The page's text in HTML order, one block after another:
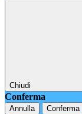
Chiudi
Conferma
Annulla Conferma